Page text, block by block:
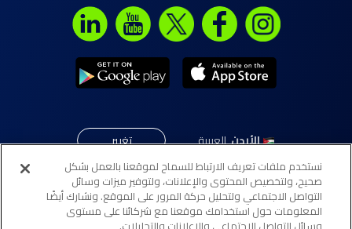
الأردن,العربية تغيير
© جميع الحقوق محفوظة لـ"إلى" 2026. تابع لبنك ABC الأردن
(المؤسسة العربية المصرفية - الأردن)
نستخدم ملفات تعريف الارتباط للسماح لموقعنا بالعمل بشكل
صحيح، ولتخصيص المحتوى والإعلانات، ولتوفير ميزات وسائل
التواصل الاجتماعي ولتحليل حركة المرور على الموقع. ونشارك أيضًا
المعلومات حول استخدامك موقعنا مع شركائنا على مستوى